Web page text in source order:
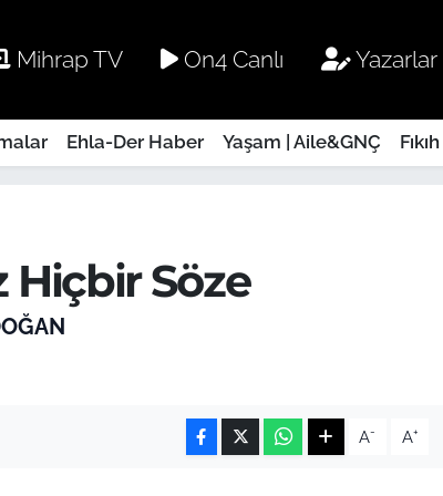
Mihrap TV On4 Canlı Yazarlar
Ehla-Der Haber Yaşam | Aile&GNÇ
Hiçbir Söze
A- A+